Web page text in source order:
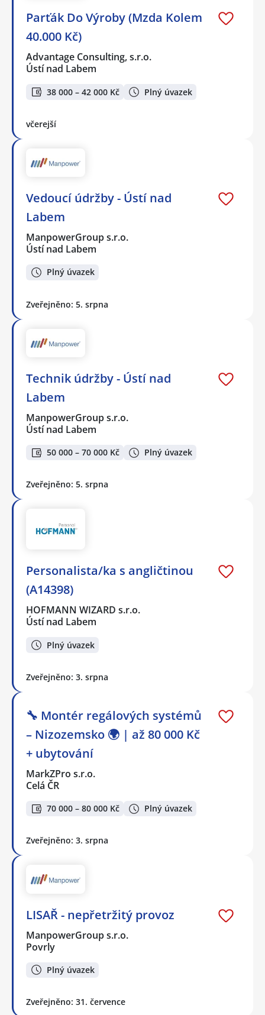
Parťák Do Výroby (Mzda Kolem
40.000 Kč)
Advantage Consulting, s.r.o.
Ústí nad Labem
38 000 – 42 000 Kč Plný úvazek
včerejší
Vedoucí údržby - Ústí nad
Labem
ManpowerGroup s.r.o.
Ústí nad Labem
Plný úvazek
Zveřejněno: 5. srpna
Technik údržby - Ústí nad
Labem
ManpowerGroup s.r.o.
Ústí nad Labem
50 000 – 70 000 Kč Plný úvazek
Zveřejněno: 5. srpna
Personalista/ka s angličtinou
(A14398)
HOFMANN WIZARD s.r.o.
Ústí nad Labem
Plný úvazek
Zveřejněno: 3. srpna
🔧 Montér regálových systémů
– Nizozemsko 🌍 | až 80 000 Kč
+ ubytování
MarkZPro s.r.o.
Celá ČR
70 000 – 80 000 Kč Plný úvazek
Zveřejněno: 3. srpna
LISAŘ - nepřetržitý provoz
ManpowerGroup s.r.o.
Povrly
Plný úvazek
Zveřejněno: 31. července